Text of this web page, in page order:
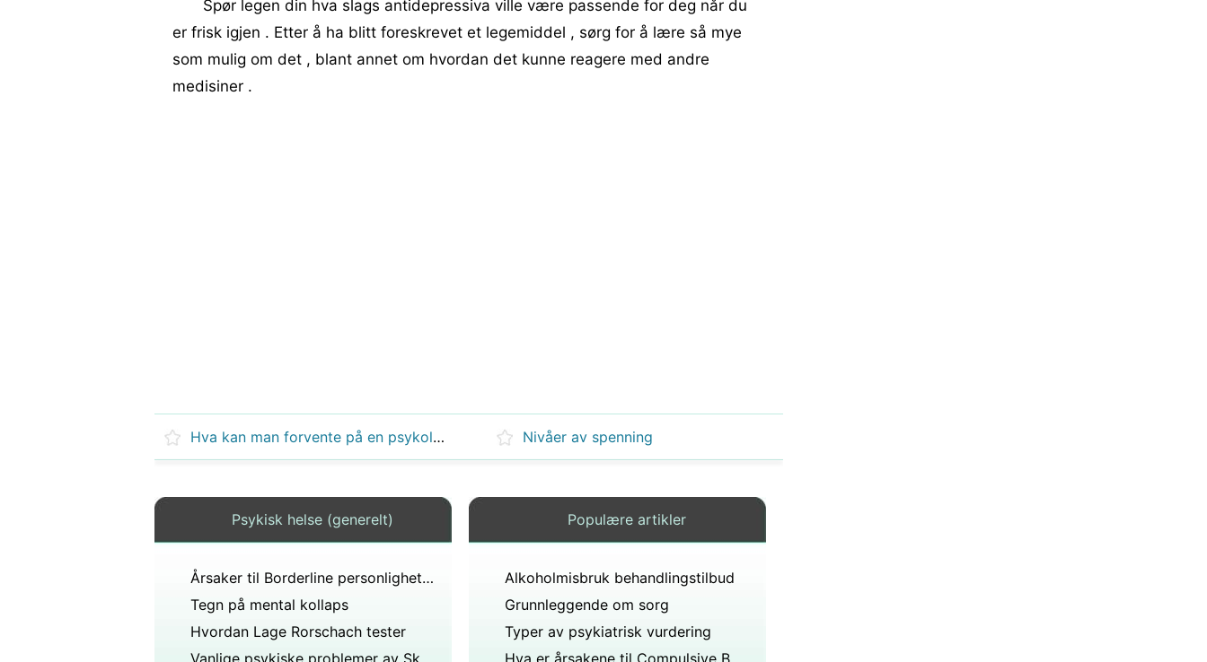
Spør legen din hva slags antidepressiva ville være passende for deg når du
er frisk igjen . Etter å ha blitt foreskrevet et legemiddel , sørg for å lære så mye
som mulig om det , blant annet om hvordan det kunne reagere med andre
medisiner .
Hva kan man forvente på en psykologisk evaluering for Disability Nivåer av spenning
Psykisk helse (generelt)
Årsaker til Borderline personlighetsforstyrrelse
Tegn på mental kollaps
Hvordan Lage Rorschach tester
Populære artikler
Alkoholmisbruk behandlingstilbud
Grunnleggende om sorg
Typer av psykiatrisk vurdering